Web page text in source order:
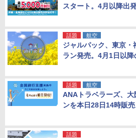
スタート。4月以降出
話題 航空
ジャルパック、東京
ラン発売。4月1日以降
話題 航空
ANAトラベラーズ、
ンを本日28日14時販
話題